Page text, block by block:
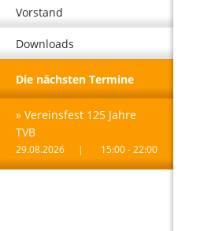
Vorstand
Downloads
Die nächsten Termine
» Vereinsfest 125 Jahre
TVB
29.08.2026 | 15:00 - 22:00